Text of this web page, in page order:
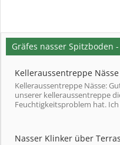
Gräfes nasser Spitzboden
Kelleraussentreppe Nässe
Kelleraussentreppe Nässe:
unserer kelleraussentreppe
Feuchtigkeitsproblem hat.
Nasser Klinker über